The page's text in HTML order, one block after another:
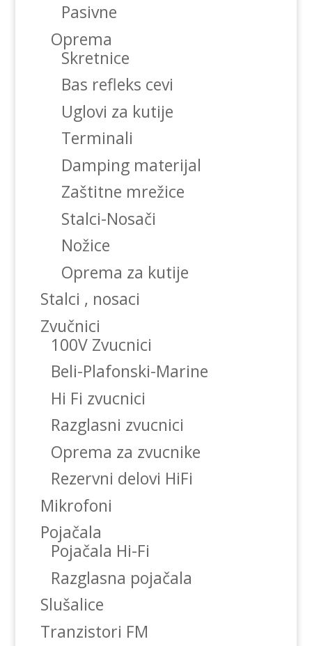
Pasivne
Oprema
Skretnice
Bas refleks cevi
Uglovi za kutije
Terminali
Damping materijal
Zaštitne mrežice
Stalci-Nosači
Nožice
Oprema za kutije
Stalci , nosaci
Zvučnici
100V Zvucnici
Beli-Plafonski-Marine
Hi Fi zvucnici
Razglasni zvucnici
Oprema za zvucnike
Rezervni delovi HiFi
Mikrofoni
Pojačala
Pojačala Hi-Fi
Razglasna pojačala
Slušalice
Tranzistori FM